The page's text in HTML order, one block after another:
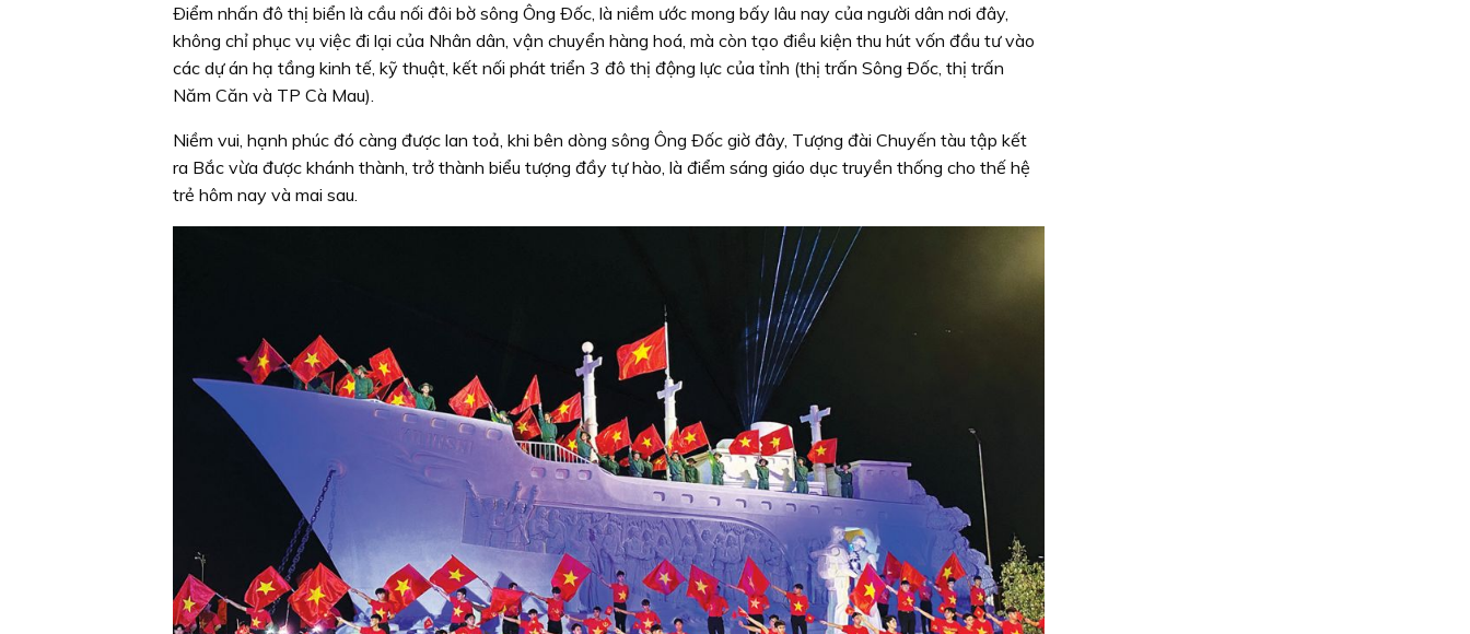
Ðiểm nhấn đô thị biển là cầu nối đôi bờ sông Ông Ðốc, là niềm ước mong bấy lâu nay của người dân nơi đây,
không chỉ phục vụ việc đi lại của Nhân dân, vận chuyển hàng hoá, mà còn tạo điều kiện thu hút vốn đầu tư vào
các dự án hạ tầng kinh tế, kỹ thuật, kết nối phát triển 3 đô thị động lực của tỉnh (thị trấn Sông Ðốc, thị trấn
Năm Căn và TP Cà Mau).
Niềm vui, hạnh phúc đó càng được lan toả, khi bên dòng sông Ông Ðốc giờ đây, Tượng đài Chuyến tàu tập kết
ra Bắc vừa được khánh thành, trở thành biểu tượng đầy tự hào, là điểm sáng giáo dục truyền thống cho thế hệ
trẻ hôm nay và mai sau.